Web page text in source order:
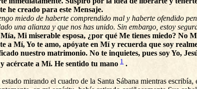
he creado para este Mensaje.
miedo de haberte comprendido mal y haberte ofendido
una alianza y que nos has unido. Sin embargo, estoy
Mi miserable esposa, ¿por qué Me tienes miedo? No
a Mí, Yo te amo, apóyate en Mí y recuerda que soy
nuestro matrimonio. No te inquietes, pues soy Yo,
acércate a Mí. He sentido tu mano 1 .
mirando el cuadro de la Santa Sábana mientras escribía,